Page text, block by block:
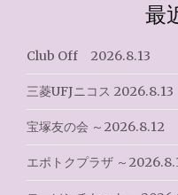
シ
ョ
ン
最
Club Off 2026.8.13
三菱UFJニコス 2026.8.13
宝塚友の会 ～2026.8.12
エポトクプラザ ～